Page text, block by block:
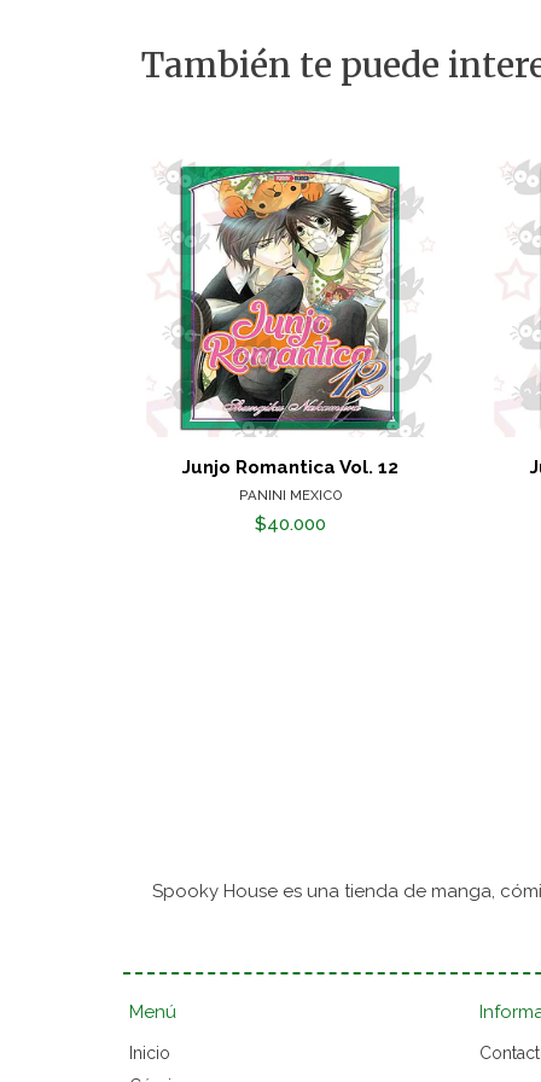
También te puede
Junjo Romantica Vol. 12
PANINI MEXICO
$40.000
Spooky House es una tienda de manga,
Menú
Inicio